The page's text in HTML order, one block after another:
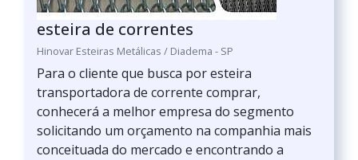
esteira de correntes
Hinovar Esteiras Metálicas / Diadema - SP
Para o cliente que busca por esteira
transportadora de corrente comprar,
conhecerá a melhor empresa do segmento
solicitando um orçamento na companhia mais
conceituada do mercado e encontrando a